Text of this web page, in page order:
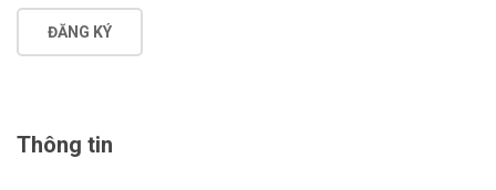
ĐĂNG KÝ
Thông tin